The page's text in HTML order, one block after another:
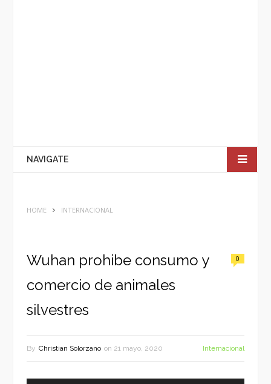
NAVIGATE
HOME INTERNACIONAL
Wuhan prohibe consumo y
comercio de animales
silvestres
0
By Christian Solorzano on 21 mayo, 2020 Internacional